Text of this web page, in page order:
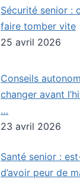
Sécurité senior :
faire tomber vite
25 avril 2026
Conseils
changer avant
…
23 avril 2026
Santé senior :
d’avoir peur de